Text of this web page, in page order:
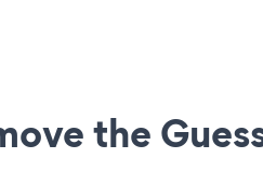
the